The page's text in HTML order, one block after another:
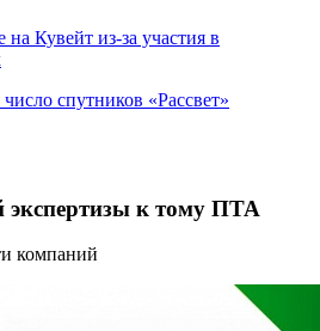
Кувейт из-за участия в
спутников «Рассвет»
экспертизы к тому ПТА
компаний